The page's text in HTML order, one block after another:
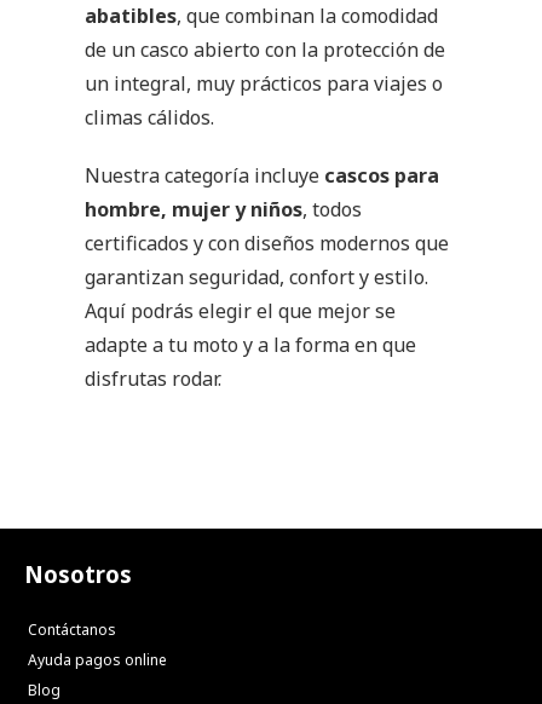
abatibles, que combinan la comodidad
de un casco abierto con la protección de
un integral, muy prácticos para viajes o
climas cálidos.
Nuestra categoría incluye cascos para
hombre, mujer y niños, todos
certificados y con diseños modernos que
garantizan seguridad, confort y estilo.
Aquí podrás elegir el que mejor se
adapte a tu moto y a la forma en que
disfrutas rodar.
Nosotros
Contáctanos
Ayuda pagos online
Blog